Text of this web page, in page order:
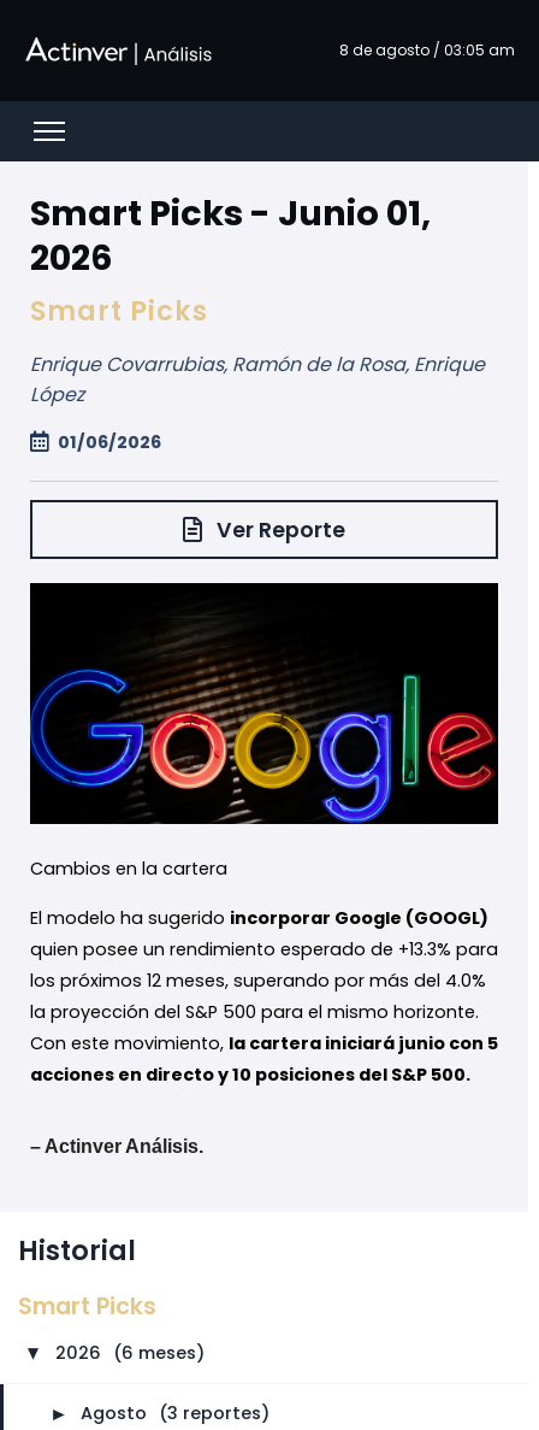
8 de agosto / 03:05 am
Open menu
Smart Picks - Junio 01,
2026
Smart Picks
Enrique Covarrubias, Ramón de la Rosa, Enrique
López
01/06/2026
Ver Reporte
Cambios en la cartera
El modelo ha sugerido incorporar Google (GOOGL)
quien posee un rendimiento esperado de +13.3% para
los próximos 12 meses, superando por más del 4.0%
la proyección del S&P 500 para el mismo horizonte.
Con este movimiento, la cartera iniciará junio con 5
acciones en directo y 10 posiciones del S&P 500.
– Actinver Análisis.
Historial
Smart Picks
► 2026 (6 meses)
► Agosto (3 reportes)